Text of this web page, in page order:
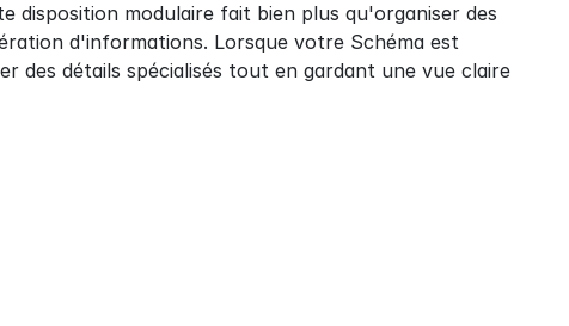
disposition modulaire fait bien plus qu'organiser des
d'informations. Lorsque votre Schéma est
des détails spécialisés tout en gardant une vue claire